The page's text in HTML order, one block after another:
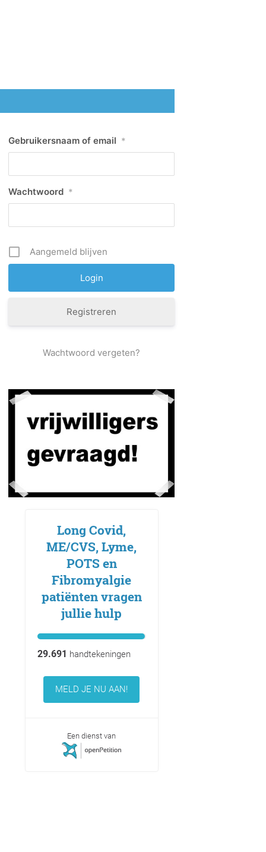
Gebruikersnaam of email *
Wachtwoord *
Aangemeld blijven
Registreren
Wachtwoord vergeten?
Long Covid,
ME/CVS, Lyme,
POTS en
Fibromyalgie
patiënten vragen
jullie hulp
29.691 handtekeningen
MELD JE NU AAN!
Een dienst van